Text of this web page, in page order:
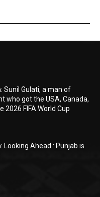
Sunil Gulati, a man of
who got the USA, Canada,
2026 FIFA World Cup
Looking Ahead : Punjab is